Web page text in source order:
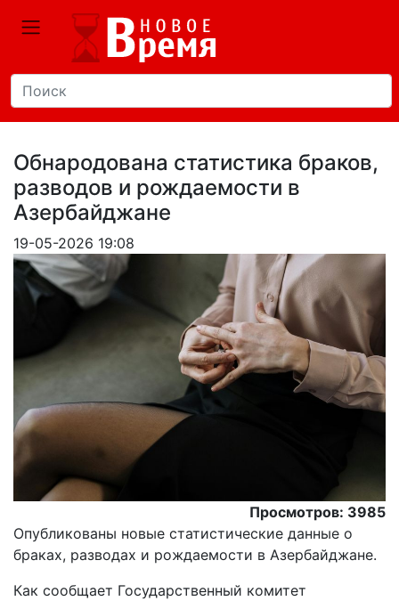
Обнародована статистика браков,
разводов и рождаемости в
Азербайджане
19-05-2026 19:08
Просмотров: 3985
Опубликованы новые статистические данные о
браках, разводах и рождаемости в Азербайджане.
Как сообщает Государственный комитет